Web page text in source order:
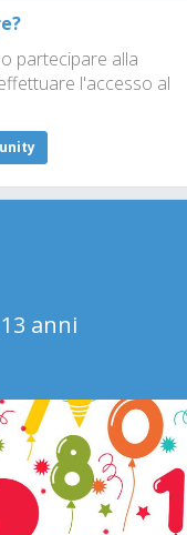
partecipare alla
l'accesso al
anni